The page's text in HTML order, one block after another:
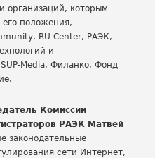
организаций, которым
его положения, -
RU-Center, РАЭК,
и
Media, Филанко, Фонд
Комиссии
РАЭК Матвей
законодательные
сети Интернет,